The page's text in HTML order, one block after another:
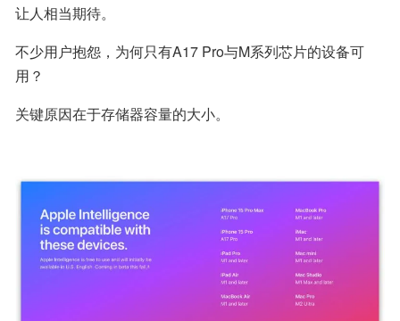
让人相当期待。
不少用户抱怨，为何只有A17 Pro与M系列芯片的设备可
用？
关键原因在于存储器容量的大小。